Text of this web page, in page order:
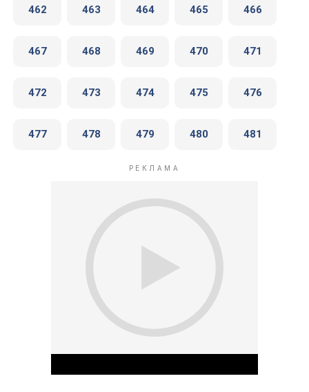
462 463 464 465 466
467 468 469 470 471
472 473 474 475 476
477 478 479 480 481